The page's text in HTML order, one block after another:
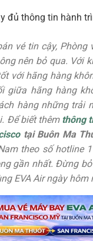
đủ thông tin hành
vé tin cậy, Phòng
nên bỏ qua. Với
với hãng hàng
giữa hãng hàng
hàng những trải
Để biết thêm thông
tại Buôn Ma
theo số hotline
gần nhất. Đừng
EVA Air ngày hôm